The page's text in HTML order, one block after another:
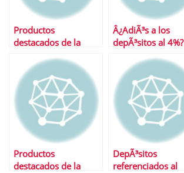
Productos
destacados de la
Â¿AdiÃ³s a los
depÃ³sitos al 4%?
Productos
destacados de la
DepÃ³sitos
referenciados al